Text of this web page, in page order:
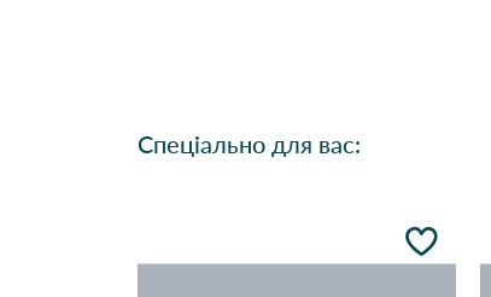
Спеціально для вас: